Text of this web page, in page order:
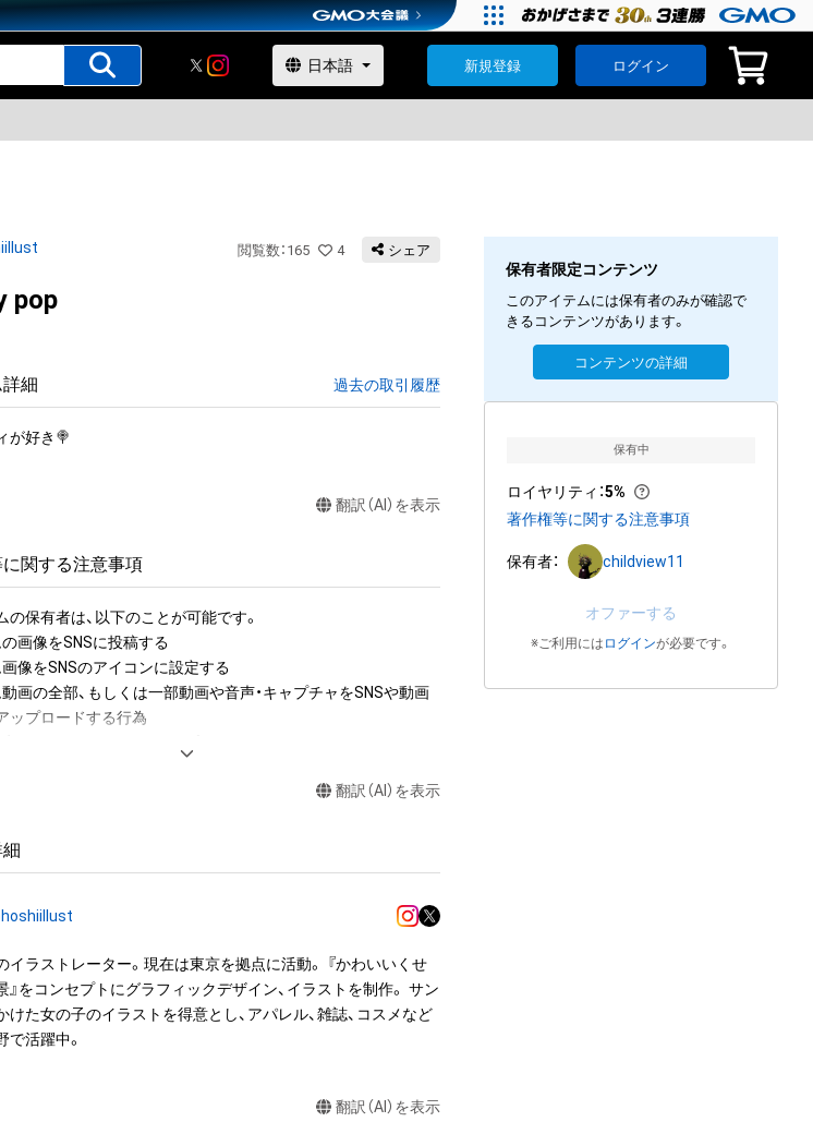
新規登録 ログイン
閲覧数 ： 165 4 シェア
pop
細 過去の取引履歴
が好き🍭
翻訳（AI）を表示
関する注意事項
の保有者は、以下のことが可能です。
の画像をSNSに投稿する
画像をSNSのアイコンに設定する
動画の全部、もしくは一部動画や音声・キャプチャをSNSや動画
ップロードする行為
の画像を使用してメッセージカードを制作し友達に送る
関する注意事項
商標権、意匠権その他の知的財産権(それらの権利を取得し、又は
テムの著作権を有する方、著作隣接権の権利者またはその管理委
いる者によって保護されています。そのため、本アイテムを保
としても、本アイテムに関する創作物にかかる知的財産権を有
意味しません。
の範囲を超えた行為、知的財産権を侵害するおそれのある行為
翻訳（AI）を表示
イラストレーター。現在は東京を拠点に活動。 『かわいいくせ
』をコンセプトにグラフィックデザイン、イラストを制作。 サン
けた女の子のイラストを得意とし、アパレル、雑誌、コスメなど
で活躍中。
翻訳（AI）を表示
保有者限定コンテンツ
このアイテムには保有者のみが確認で
きるコンテンツがあります。
コンテンツの詳細
保有中
ロイヤリティ ：5%
著作権等に関する注意事項
保有者： childview11
オファーする
※ご利用には ログインが必要です。